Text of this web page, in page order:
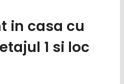
in casa cu
1 si loc